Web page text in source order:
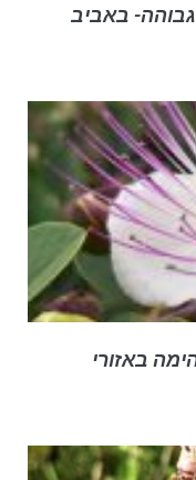
באביב
באזורי